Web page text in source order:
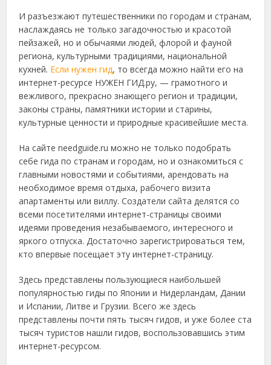
И разъезжают путешественники по городам и странам,
наслаждаясь не только загадочностью и красотой
пейзажей, но и обычаями людей, флорой и фауной
региона, культурными традициями, национальной
кухней. Если нужен гид, то всегда можно найти его на
интернет-ресурсе НУЖЕН ГИД.ру, — грамотного и
вежливого, прекрасно знающего регион и традиции,
законы страны, памятники истории и старины,
культурные ценности и природные красивейшие места.
На сайте needguide.ru можно не только подобрать
себе гида по странам и городам, но и ознакомиться с
главными новостями и событиями, арендовать на
необходимое время отдыха, рабочего визита
апартаменты или виллу. Создатели сайта делятся со
всеми посетителями интернет-страницы своими
идеями проведения незабываемого, интересного и
яркого отпуска. Достаточно зарегистрироваться тем,
кто впервые посещает эту интернет-страницу.
Здесь представлены пользующиеся наибольшей
популярностью гиды по Японии и Нидерландам, Дании
и Испании, Литве и Грузии. Всего же здесь
представлены почти пять тысяч гидов, и уже более ста
тысяч туристов нашли гидов, воспользовавшись этим
интернет-ресурсом.